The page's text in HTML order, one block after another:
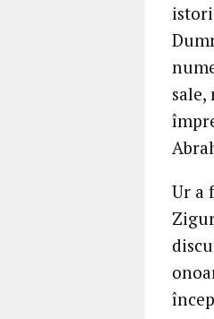
Ur a